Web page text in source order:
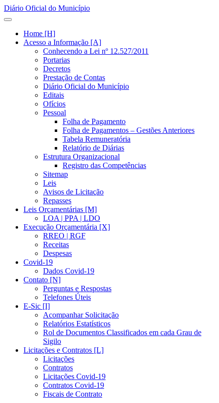
Diário Oficial do Município
Home [H]
Acesso a Informação [A]
Conhecendo a Lei nº 12.527/2011
Portarias
Decretos
Prestação de Contas
Diário Oficial do Município
Editais
Ofícios
Pessoal
Folha de Pagamento
Folha de Pagamentos – Gestões Anteriores
Tabela Remuneratória
Relatório de Diárias
Estrutura Organizacional
Registro das Competências
Sitemap
Leis
Avisos de Licitação
Repasses
Leis Orçamentárias [M]
LOA | PPA | LDO
Execução Orçamentária [X]
RREO | RGF
Receitas
Despesas
Covid-19
Dados Covid-19
Contato [N]
Perguntas e Respostas
Telefones Úteis
E-Sic [I]
Acompanhar Solicitação
Relatórios Estatísticos
Rol de Documentos Classificados em cada Grau de
Sigilo
Licitações e Contratos [L]
Licitações
Contratos
Licitações Covid-19
Contratos Covid-19
Fiscais de Contrato